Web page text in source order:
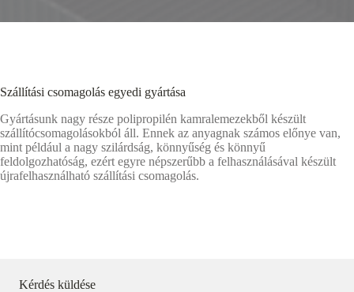
Szállítási csomagolás egyedi gyártása
Gyártásunk nagy része polipropilén kamralemezekből készült
szállítócsomagolásokból áll. Ennek az anyagnak számos előnye van,
mint például a nagy szilárdság, könnyűség és könnyű
feldolgozhatóság, ezért egyre népszerűbb a felhasználásával készült
újrafelhasználható szállítási csomagolás.
Kérdés küldése